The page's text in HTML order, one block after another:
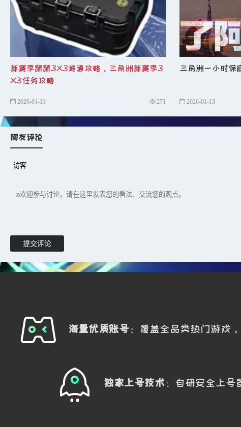
技巧
假动作 ：在掩体后快速探头再缩回，诱使敌人开枪，从
投掷物配合：使用烟雾弹或闪光弹制造假象，让敌人误判
原理：利用跳跃的不可预测性突破敌方防线。
节奏变化：结合走、跑、跳的节奏，避免被敌人预判移动
实战应用：在狭窄空间或敌人密集区域，利用跳跃快速接
技巧 ：
：在闪光弹生效瞬间迅速进入房间，利用敌人
：即使没有闪光弹，也可以通过假投掷动作吓退敌
新赛季鼠鼠3X3速通攻略，三角洲新赛季3
X3任务攻略
2026-01-13 271
三角洲一小时保
2026-01-13
网友评论
提交评论
海量优质账号 ：覆盖全品类热门游戏
独家上号技术：自研安全上号